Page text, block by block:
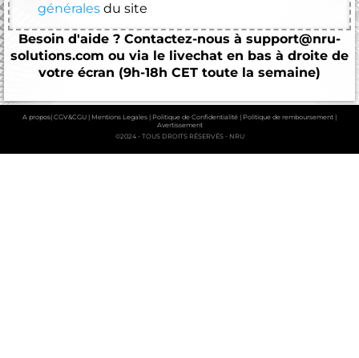
générales du site
Besoin d'aide ? Contactez-nous à support@nru-
solutions.com ou via le livechat en bas à droite de
votre écran (9h-18h CET toute la semaine)
A propos| CGV&CGU | Mentions Legales | Politique de Confidentialité | Politique de remboursement |
Avertissement
©2024 - TOUS DROITS RÉSERVÉS - NRU